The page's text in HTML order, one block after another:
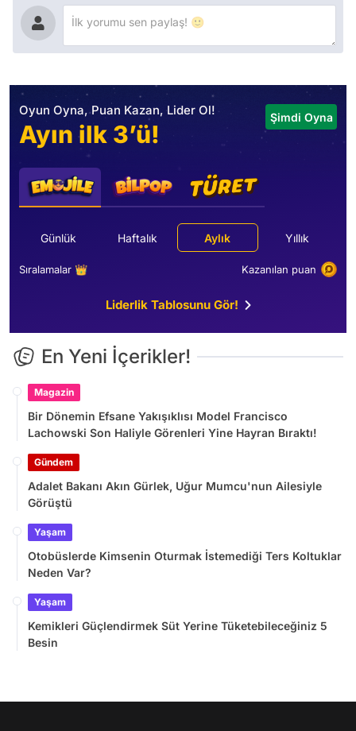
Oyun Oyna, Puan Kazan, Lider Ol!
Ayın ilk 3’ü!
Şimdi Oyna
Günlük Haftalık Aylık Yıllık
Sıralamalar 👑 Kazanılan puan
Liderlik Tablosunu Gör!
En Yeni İçerikler!
Magazin
Bir Dönemin Efsane Yakışıklısı Model Francisco
Lachowski Son Haliyle Görenleri Yine Hayran Bıraktı!
Gündem
Adalet Bakanı Akın Gürlek, Uğur Mumcu'nun Ailesiyle
Görüştü
Yaşam
Otobüslerde Kimsenin Oturmak İstemediği Ters Koltuklar
Neden Var?
Yaşam
Kemikleri Güçlendirmek Süt Yerine Tüketebileceğiniz 5
Besin